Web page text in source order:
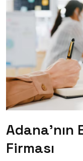
Adana'nın
Firması